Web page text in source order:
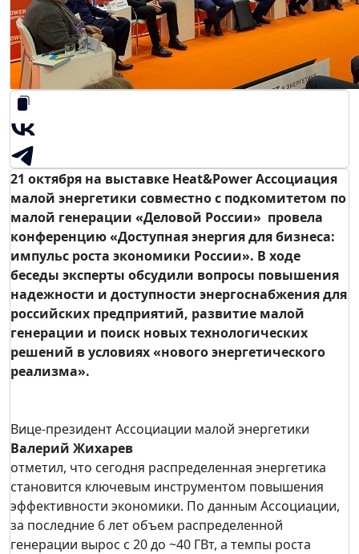
21 октября на выставке Heat&Power Ассоциация
малой энергетики совместно с подкомитетом по
малой генерации «Деловой России» провела
конференцию «Доступная энергия для бизнеса:
импульс роста экономики России». В ходе
беседы эксперты обсудили вопросы повышения
надежности и доступности энергоснабжения для
российских предприятий, развитие малой
генерации и поиск новых технологических
решений в условиях «нового энергетического
реализма».
Вице-президент Ассоциации малой энергетики
Валерий Жихарев
отметил, что сегодня распределенная энергетика
становится ключевым инструментом повышения
эффективности экономики. По данным Ассоциации,
за последние 6 лет объем распределенной
генерации вырос с 20 до ~40 ГВт, а темпы роста